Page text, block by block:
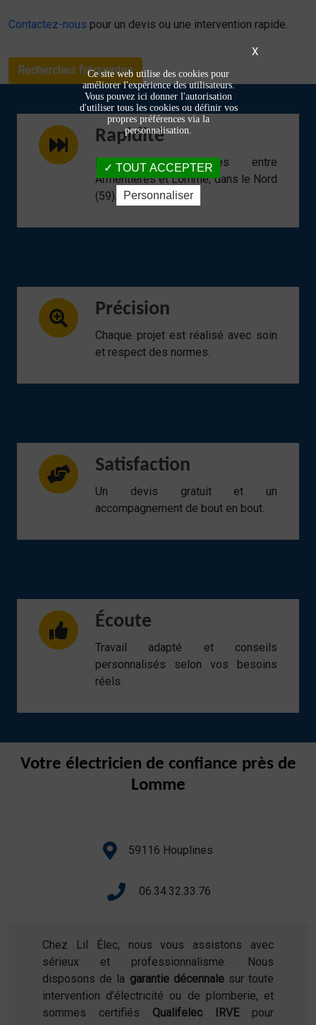
Contactez-nous pour un devis ou une intervention rapide.
Recherches fréquentes
Rapidité
Interventions réactives entre
Armentières et Lomme, dans le Nord
(59).
Précision
Chaque projet est réalisé avec soin
et respect des normes.
Satisfaction
Un devis gratuit et un
accompagnement de bout en bout.
Écoute
Travail adapté et conseils
personnalisés selon vos besoins
réels.
Votre électricien de confiance près de
Lomme
59116 Houplines
06.34.32.33.76
Chez Lil Élec, nous vous assistons avec
sérieux et professionnalisme. Nous
disposons de la garantie décennalesur toute
intervention d’électricité ou de plomberie, et
sommes certifiés Qualifelec IRVEpour
X
Ce site web utilise des cookies pour
améliorer l'expérience des utilisateurs.
Vous pouvez ici donner l'autorisation
d'utiliser tous les cookies ou définir vos
propres préférences via la
personnalisation.
TOUT ACCEPTER
Personnaliser